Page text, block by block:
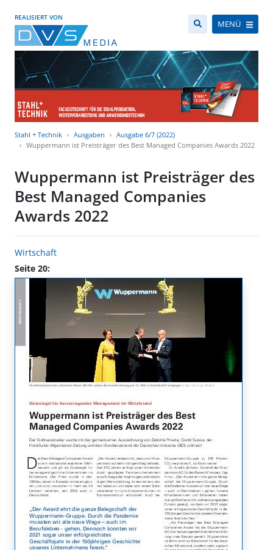
REALISIERT VON
MENÜ
Stahl + Technik Ausgaben
Ausgabe 6/7 (2022)
Wuppermann ist Preisträger des Best Managed Companies Awards 2022
Wuppermann ist Preisträger des
Best Managed Companies
Awards 2022
Wirtschaft
Seite 20: